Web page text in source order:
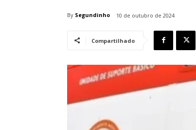
By Segundinho 10 de outubro de 2024
Compartilhado